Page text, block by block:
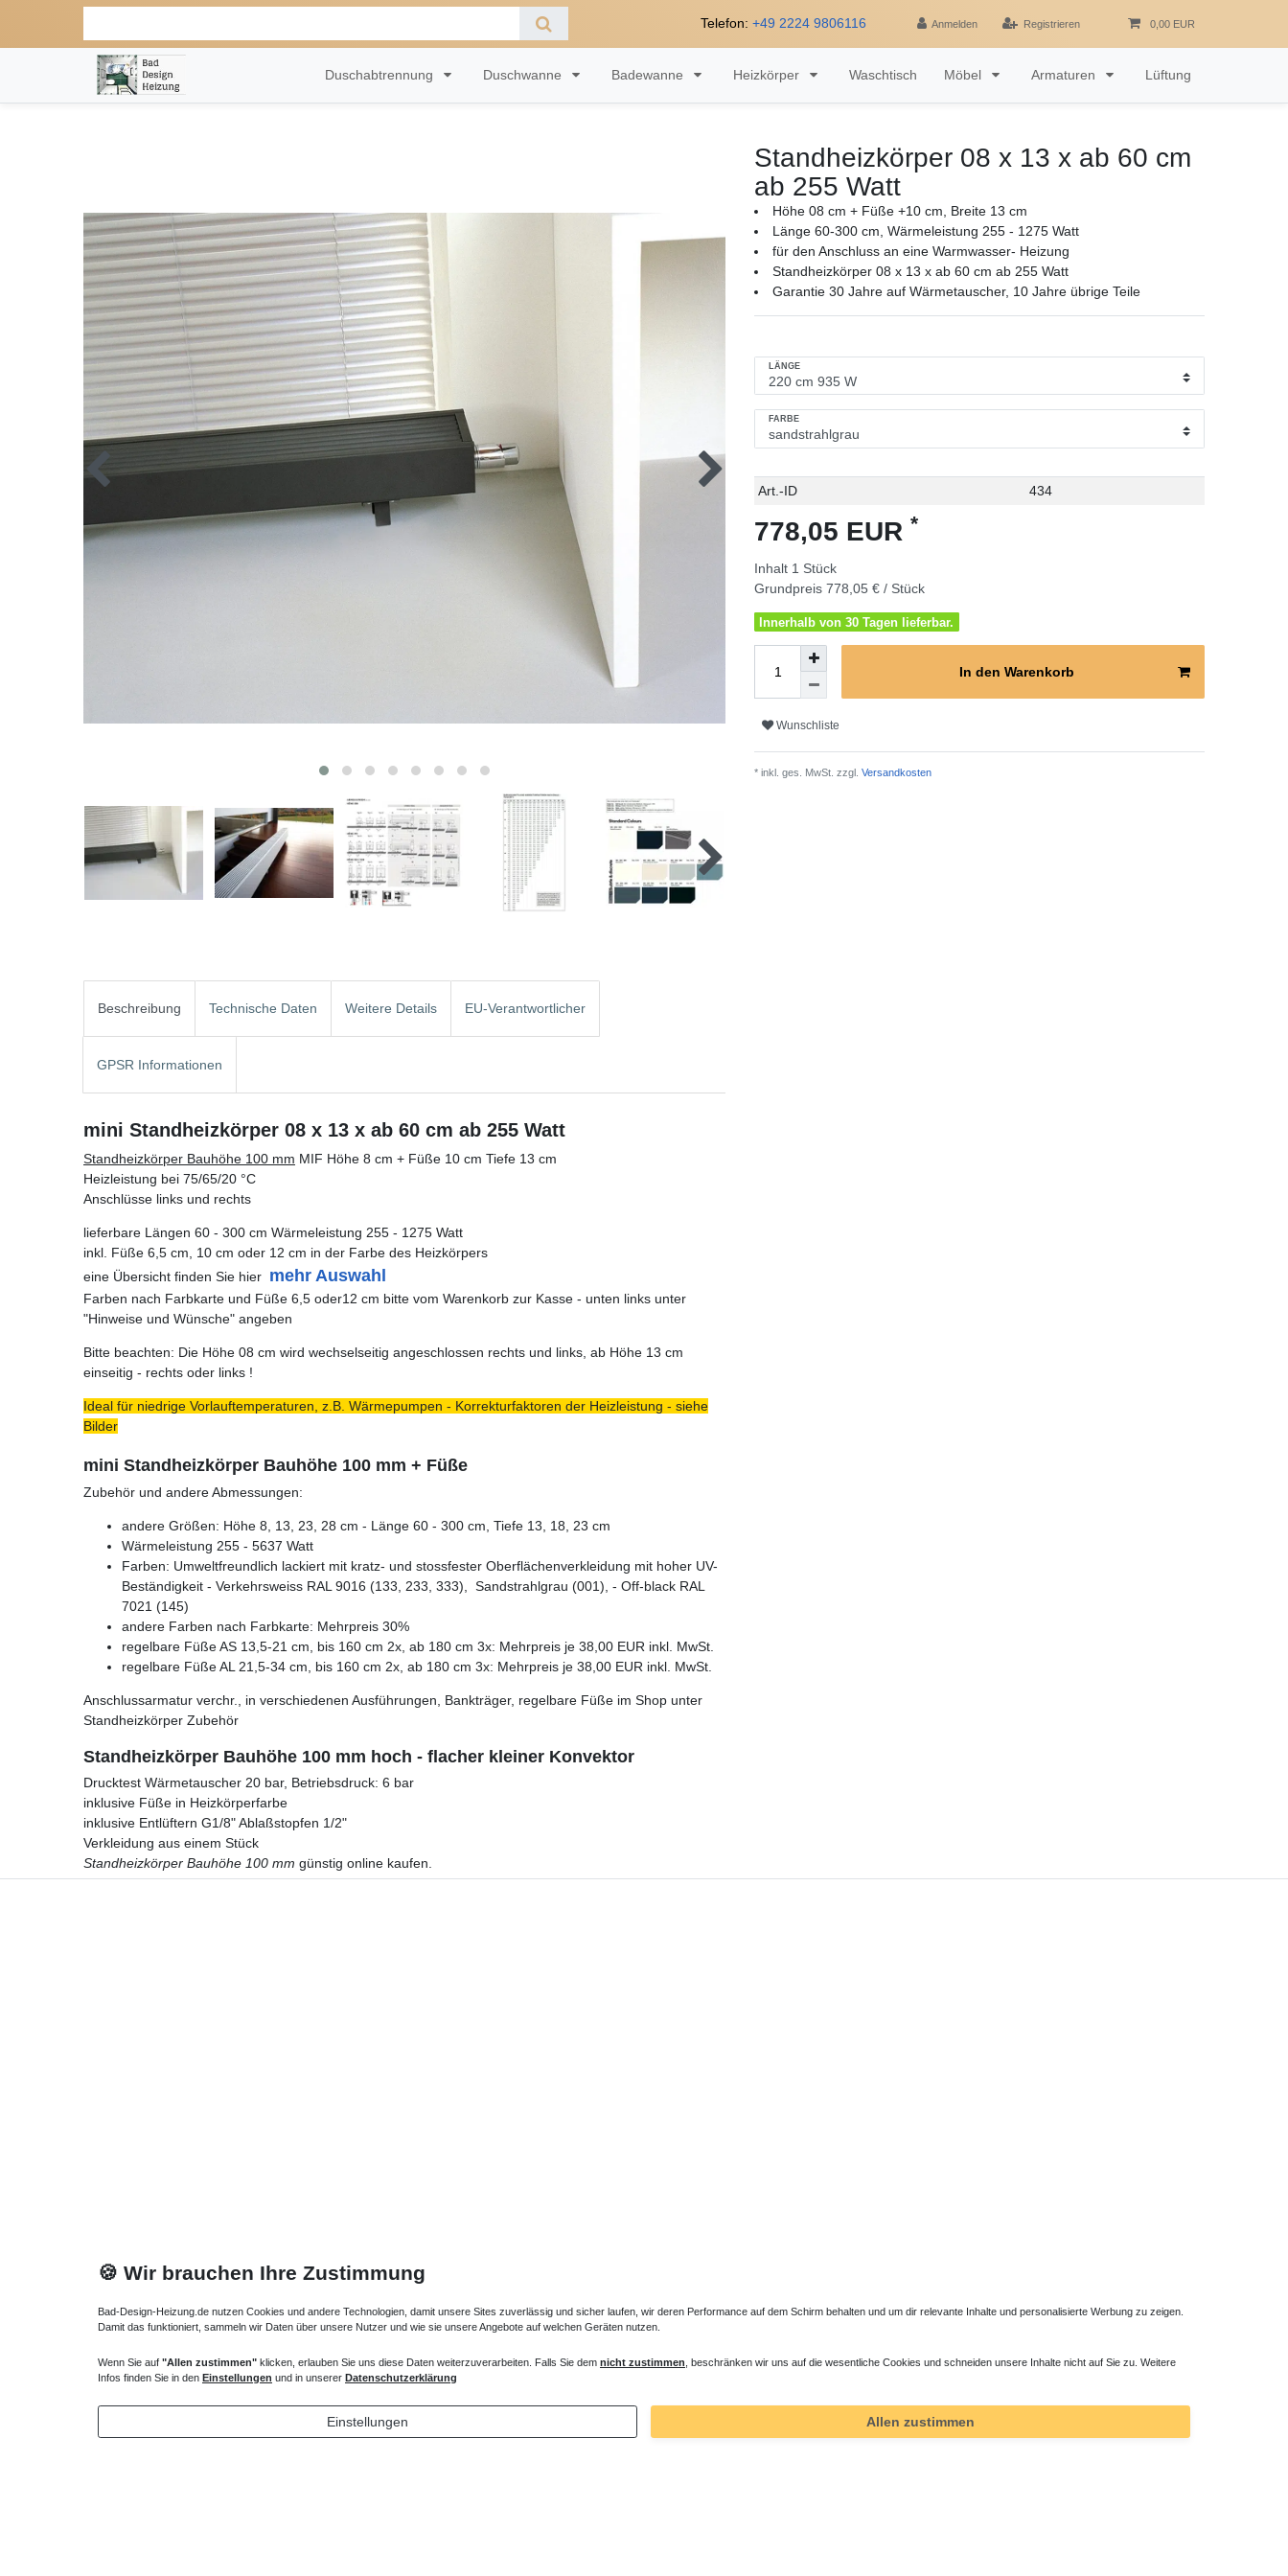
Telefon: +49 2224 9806116 Anmelden Registrieren 0,00 EUR
Duschabtrennung Duschwanne Badewanne Heizkörper Waschtisch Möbel Armaturen Lüftung
Standheizkörper 08 x 13 x ab 60 cm
ab 255 Watt
Höhe 08 cm + Füße +10 cm, Breite 13 cm
Länge 60-300 cm, Wärmeleistung 255 - 1275 Watt
für den Anschluss an eine Warmwasser- Heizung
Standheizkörper 08 x 13 x ab 60 cm ab 255 Watt
Garantie 30 Jahre auf Wärmetauscher, 10 Jahre übrige Teile
LÄNGE
FARBE
Technisches
Wert
Art.-ID 434
778,05 EUR *
Inhalt 1 Stück
Grundpreis 778,05 € / Stück
Innerhalb von 30 Tagen lieferbar.
In den Warenkorb
Wunschliste
* inkl. ges. MwSt. zzgl. Versandkosten
Beschreibung Technische Daten Weitere Details EU-Verantwortlicher
GPSR Informationen
mini Standheizkörper 08 x 13 x ab 60 cm ab 255 Watt
Standheizkörper Bauhöhe 100 mm MIF Höhe 8 cm + Füße 10 cm Tiefe 13 cm
Heizleistung bei 75/65/20 °C
Anschlüsse links und rechts
lieferbare Längen 60 - 300 cm Wärmeleistung 255 - 1275 Watt
inkl. Füße 6,5 cm, 10 cm oder 12 cm in der Farbe des Heizkörpers
eine Übersicht finden Sie hier mehr Auswahl
Farben nach Farbkarte und Füße 6,5 oder12 cm bitte vom Warenkorb zur Kasse - unten links unter
"Hinweise und Wünsche" angeben
Bitte beachten: Die Höhe 08 cm wird wechselseitig angeschlossen rechts und links, ab Höhe 13 cm
einseitig - rechts oder links !
Ideal für niedrige Vorlauftemperaturen, z.B. Wärmepumpen - Korrekturfaktoren der Heizleistung - siehe
Bilder
mini Standheizkörper Bauhöhe 100 mm + Füße
Zubehör und andere Abmessungen:
andere Größen: Höhe 8, 13, 23, 28 cm - Länge 60 - 300 cm, Tiefe 13, 18, 23 cm
Wärmeleistung 255 - 5637 Watt
Farben: Umweltfreundlich lackiert mit kratz- und stossfester Oberflächenverkleidung mit hoher UV-
Beständigkeit - Verkehrsweiss RAL 9016 (133, 233, 333), Sandstrahlgrau (001), - Off-black RAL
7021 (145)
andere Farben nach Farbkarte: Mehrpreis 30%
regelbare Füße AS 13,5-21 cm, bis 160 cm 2x, ab 180 cm 3x: Mehrpreis je 38,00 EUR inkl. MwSt.
regelbare Füße AL 21,5-34 cm, bis 160 cm 2x, ab 180 cm 3x: Mehrpreis je 38,00 EUR inkl. MwSt.
Anschlussarmatur verchr., in verschiedenen Ausführungen, Bankträger, regelbare Füße im Shop unter
Standheizkörper Zubehör
Standheizkörper Bauhöhe 100 mm hoch - flacher kleiner Konvektor
Drucktest Wärmetauscher 20 bar, Betriebsdruck: 6 bar
inklusive Füße in Heizkörperfarbe
inklusive Entlüftern G1/8" Ablaßstopfen 1/2"
Verkleidung aus einem Stück
Standheizkörper Bauhöhe 100 mm günstig online kaufen.
Heizkörper Ventil
135,00 € *
Bankträger Standheizkörper MIF
93,45 € *
1 Stück
*inkl. ges. MwSt.zzgl.Versandkosten
Regelbare Füße Standheizkörper MIF
69,90 € *
*inkl. ges. MwSt.zzgl.Versandkosten
🍪 Wir brauchen Ihre Zustimmung
Bad-Design-Heizung.de nutzen Cookies und andere Technologien, damit unsere Sites zuverlässig und sicher laufen, wir deren Performance auf dem Schirm behalten und um dir relevante Inhalte und personalisierte Werbung zu zeigen.
Damit das funktioniert, sammeln wir Daten über unsere Nutzer und wie sie unsere Angebote auf welchen Geräten nutzen.
Wenn Sie auf "Allen zustimmen" klicken, erlauben Sie uns diese Daten weiterzuverarbeiten. Falls Sie dem nicht zustimmen , beschränken wir uns auf die wesentliche Cookies und schneiden unsere Inhalte nicht auf Sie zu. Weitere
Infos finden Sie in den Einstellungen und in unserer Datenschutzerklärung
Einstellungen Allen zustimmen